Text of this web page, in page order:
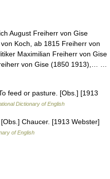
August Freiherr von Gise
Koch, ab 1815 Freiherr von
Maximilian Freiherr von Gise
von Gise (1850 1913),… …
feed or pasture. [Obs.] [1913
Dictionary of English
Chaucer. [1913 Webster]
of English